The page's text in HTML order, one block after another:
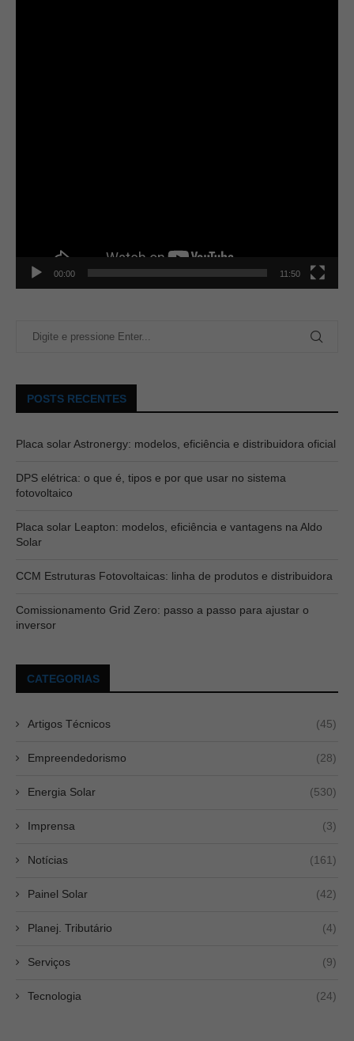
00:00 11:50
POSTS RECENTES
Placa solar Astronergy: modelos, eficiência e distribuidora oficial
DPS elétrica: o que é, tipos e por que usar no sistema
fotovoltaico
Placa solar Leapton: modelos, eficiência e vantagens na Aldo
Solar
CCM Estruturas Fotovoltaicas: linha de produtos e distribuidora
Comissionamento Grid Zero: passo a passo para ajustar o
inversor
CATEGORIAS
Artigos Técnicos (45)
Empreendedorismo (28)
Energia Solar (530)
Imprensa (3)
Notícias (161)
Painel Solar (42)
Planej. Tributário (4)
Serviços (9)
Tecnologia (24)